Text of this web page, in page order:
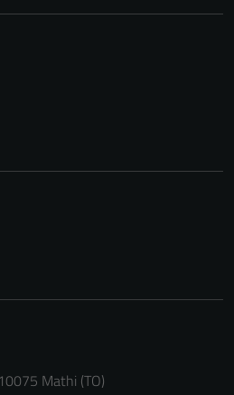
Mathi (TO)
del sito e non
Questi cookie